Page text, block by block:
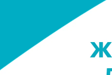
көп іс атқаруға
қорғауда, табиғатты